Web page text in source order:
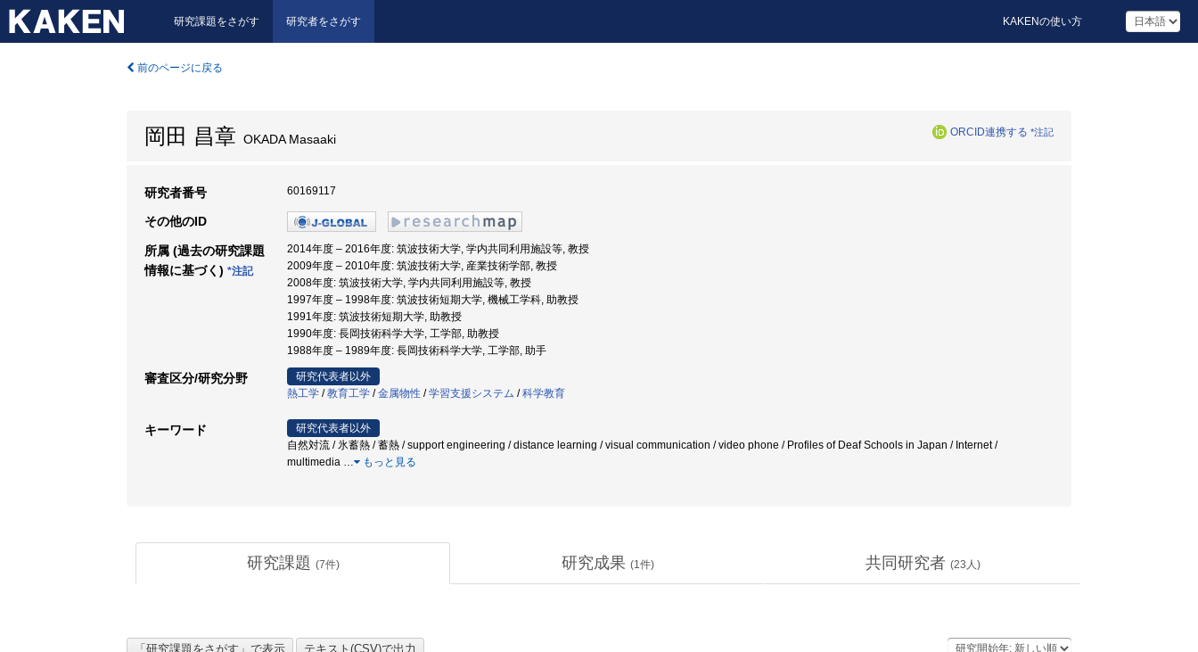
研究課題をさがす 研究者をさがす KAKENの使い方
前のページに戻る
岡田 昌章 OKADA Masaaki ORCID連携する *注記
研究者番号 60169117
その他のID
所属 (過去の研究課題
情報に基づく) *注記
2014年度 – 2016年度: 筑波技術大学, 学内共同利用施設等, 教授
2009年度 – 2010年度: 筑波技術大学, 産業技術学部, 教授
2008年度: 筑波技術大学, 学内共同利用施設等, 教授
1997年度 – 1998年度: 筑波技術短期大学, 機械工学科, 助教授
1991年度: 筑波技術短期大学, 助教授
1990年度: 長岡技術科学大学, 工学部, 助教授
1988年度 – 1989年度: 長岡技術科学大学, 工学部, 助手
審査区分/研究分野
研究代表者以外
熱工学 /教育工学 /金属物性 /学習支援システム /科学教育
キーワード
研究代表者以外
自然対流 / 氷蓄熱 / 蓄熱 / support engineering / distance learning / visual communication / video phone / Profiles of Deaf Schools in Japan / Internet /
multimedia … もっと見る
研究課題 (7件) 研究成果 (1件) 共同研究者 (23 人)